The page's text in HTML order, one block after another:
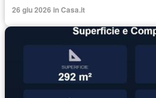
26 giu 2026 in Casa.it